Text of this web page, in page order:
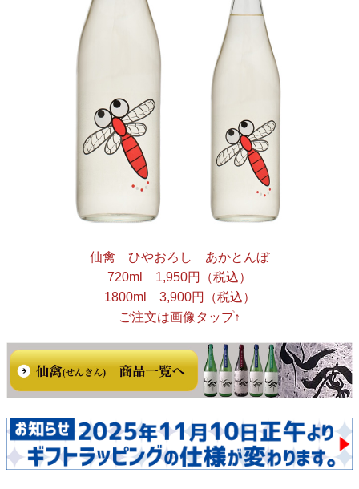
仙禽 ひやおろし あかとんぼ
720ml 1,950円（税込）
1800ml 3,900円（税込）
ご注文は画像タップ↑